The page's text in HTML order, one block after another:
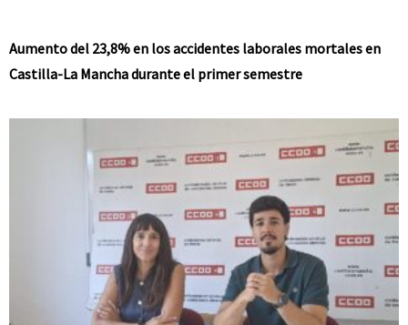
Aumento del 23,8% en los accidentes laborales mortales en
Castilla-La Mancha durante el primer semestre